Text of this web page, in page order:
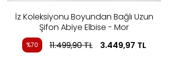
İz Koleksiyonu Boyundan Bağlı Uzun
Şifon Abiye Elbise - Mor
%70 11.499,90TL 3.449,97 TL